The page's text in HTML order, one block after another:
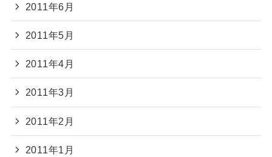
2011年6月
2011年5月
2011年4月
2011年3月
2011年2月
2011年1月